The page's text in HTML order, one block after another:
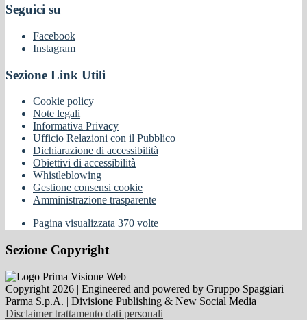
Seguici su
Facebook
Instagram
Sezione Link Utili
Cookie policy
Note legali
Informativa Privacy
Ufficio Relazioni con il Pubblico
Dichiarazione di accessibilità
Obiettivi di accessibilità
Whistleblowing
Gestione consensi cookie
Amministrazione trasparente
Pagina visualizzata 370 volte
Sezione Copyright
Copyright 2026 | Engineered and powered by Gruppo Spaggiari
Parma S.p.A. | Divisione Publishing & New Social Media
Disclaimer trattamento dati personali